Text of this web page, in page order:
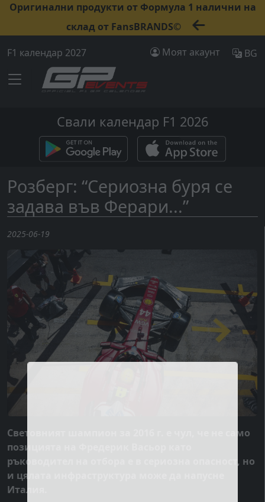
Оригинални продукти от Формула 1 налични на
склад от FansBRANDS©
F1 календар 2027 Моят акаунт BG
Свали календар F1 2026
Розберг: “Сериозна буря се
задава във Ферари...”
2025-06-19
Световният шампион за 2016 г. е чул, че не само
позицията на Фредерик Васьор като
ръководител на отбора е в сериозна опасност, но
и цялата инфраструктура може да напусне
Италия.